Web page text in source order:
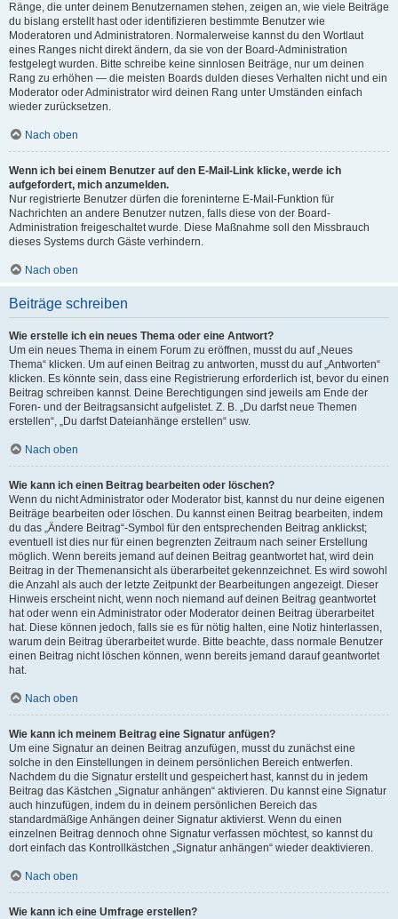
Ränge, die unter deinem Benutzernamen stehen, zeigen an, wie viele Beiträge
du bislang erstellt hast oder identifizieren bestimmte Benutzer wie
Moderatoren und Administratoren. Normalerweise kannst du den Wortlaut
eines Ranges nicht direkt ändern, da sie von der Board-Administration
festgelegt wurden. Bitte schreibe keine sinnlosen Beiträge, nur um deinen
Rang zu erhöhen — die meisten Boards dulden dieses Verhalten nicht und ein
Moderator oder Administrator wird deinen Rang unter Umständen einfach
wieder zurücksetzen.
Nach oben
Wenn ich bei einem Benutzer auf den E-Mail-Link klicke, werde ich
aufgefordert, mich anzumelden.
Nur registrierte Benutzer dürfen die foreninterne E-Mail-Funktion für
Nachrichten an andere Benutzer nutzen, falls diese von der Board-
Administration freigeschaltet wurde. Diese Maßnahme soll den Missbrauch
dieses Systems durch Gäste verhindern.
Nach oben
Beiträge schreiben
Wie erstelle ich ein neues Thema oder eine Antwort?
Um ein neues Thema in einem Forum zu eröffnen, musst du auf „Neues
Thema“ klicken. Um auf einen Beitrag zu antworten, musst du auf „Antworten“
klicken. Es könnte sein, dass eine Registrierung erforderlich ist, bevor du einen
Beitrag schreiben kannst. Deine Berechtigungen sind jeweils am Ende der
Foren- und der Beitragsansicht aufgelistet. Z. B. „Du darfst neue Themen
erstellen“, „Du darfst Dateianhänge erstellen“ usw.
Nach oben
Wie kann ich einen Beitrag bearbeiten oder löschen?
Wenn du nicht Administrator oder Moderator bist, kannst du nur deine eigenen
Beiträge bearbeiten oder löschen. Du kannst einen Beitrag bearbeiten, indem
du das „Ändere Beitrag“-Symbol für den entsprechenden Beitrag anklickst;
eventuell ist dies nur für einen begrenzten Zeitraum nach seiner Erstellung
möglich. Wenn bereits jemand auf deinen Beitrag geantwortet hat, wird dein
Beitrag in der Themenansicht als überarbeitet gekennzeichnet. Es wird sowohl
die Anzahl als auch der letzte Zeitpunkt der Bearbeitungen angezeigt. Dieser
Hinweis erscheint nicht, wenn noch niemand auf deinen Beitrag geantwortet
hat oder wenn ein Administrator oder Moderator deinen Beitrag überarbeitet
hat. Diese können jedoch, falls sie es für nötig halten, eine Notiz hinterlassen,
warum dein Beitrag überarbeitet wurde. Bitte beachte, dass normale Benutzer
einen Beitrag nicht löschen können, wenn bereits jemand darauf geantwortet
hat.
Nach oben
Wie kann ich meinem Beitrag eine Signatur anfügen?
Um eine Signatur an deinen Beitrag anzufügen, musst du zunächst eine
solche in den Einstellungen in deinem persönlichen Bereich entwerfen.
Nachdem du die Signatur erstellt und gespeichert hast, kannst du in jedem
Beitrag das Kästchen „Signatur anhängen“ aktivieren. Du kannst eine Signatur
auch hinzufügen, indem du in deinem persönlichen Bereich das
standardmäßige Anhängen deiner Signatur aktivierst. Wenn du einen
einzelnen Beitrag dennoch ohne Signatur verfassen möchtest, so kannst du
dort einfach das Kontrollkästchen „Signatur anhängen“ wieder deaktivieren.
Nach oben
Wie kann ich eine Umfrage erstellen?